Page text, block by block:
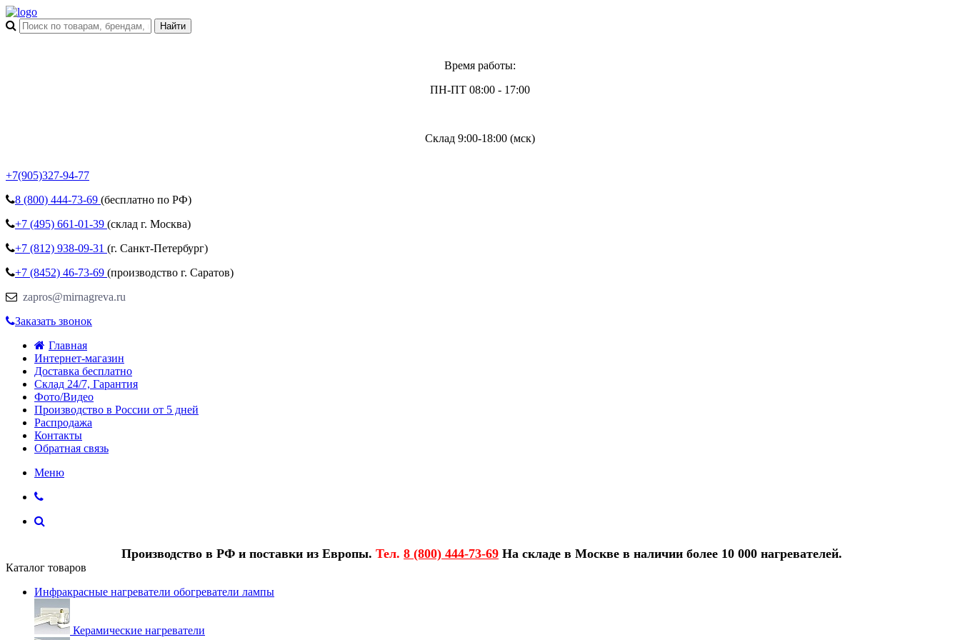
Время работы:
ПН-ПТ 08:00 - 17:00
Склад 9:00-18:00 (мск)
+7(905)327-94-77
8 (800) 444-73-69 (бесплатно по РФ)
+7 (495) 661-01-39 (склад г. Москва)
+7 (812) 938-09-31 (г. Санкт-Петербург)
+7 (8452) 46-73-69 (производство г. Саратов)
zapros@mirnagreva.ru
Заказать звонок
Главная
Интернет-магазин
Доставка бесплатно
Склад 24/7, Гарантия
Фото/Видео
Производство в России от 5 дней
Распродажа
Контакты
Обратная связь
Меню
Производство в РФ и поставки из Европы. Тел. 8 (800) 444-73-69 На складе в Москве в наличии более 10 000 нагревателей.
Каталог товаров
Инфракрасные нагреватели обогреватели лампы
Керамические нагреватели